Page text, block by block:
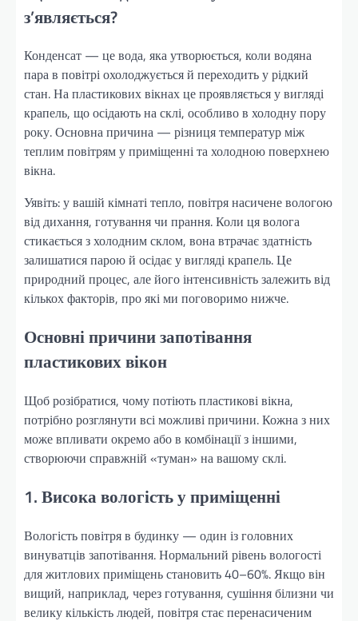
з’являється?
Конденсат — це вода, яка утворюється, коли водяна
пара в повітрі охолоджується й переходить у рідкий
стан. На пластикових вікнах це проявляється у вигляді
крапель, що осідають на склі, особливо в холодну пору
року. Основна причина — різниця температур між
теплим повітрям у приміщенні та холодною поверхнею
вікна.
Уявіть: у вашій кімнаті тепло, повітря насичене вологою
від дихання, готування чи прання. Коли ця волога
стикається з холодним склом, вона втрачає здатність
залишатися парою й осідає у вигляді крапель. Це
природний процес, але його інтенсивність залежить від
кількох факторів, про які ми поговоримо нижче.
Основні причини запотівання
пластикових вікон
Щоб розібратися, чому потіють пластикові вікна,
потрібно розглянути всі можливі причини. Кожна з них
може впливати окремо або в комбінації з іншими,
створюючи справжній «туман» на вашому склі.
1. Висока вологість у приміщенні
Вологість повітря в будинку — один із головних
винуватців запотівання. Нормальний рівень вологості
для житлових приміщень становить 40–60%. Якщо він
вищий, наприклад, через готування, сушіння білизни чи
велику кількість людей, повітря стає перенасиченим